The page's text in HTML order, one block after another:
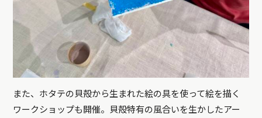
また、ホタテの貝殻から生まれた絵の具を使って絵を描く
ワークショップも開催。貝殻特有の風合いを生かしたアー